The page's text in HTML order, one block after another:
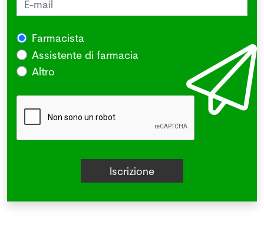
Farmacista
Assistente di farmacia
Altro